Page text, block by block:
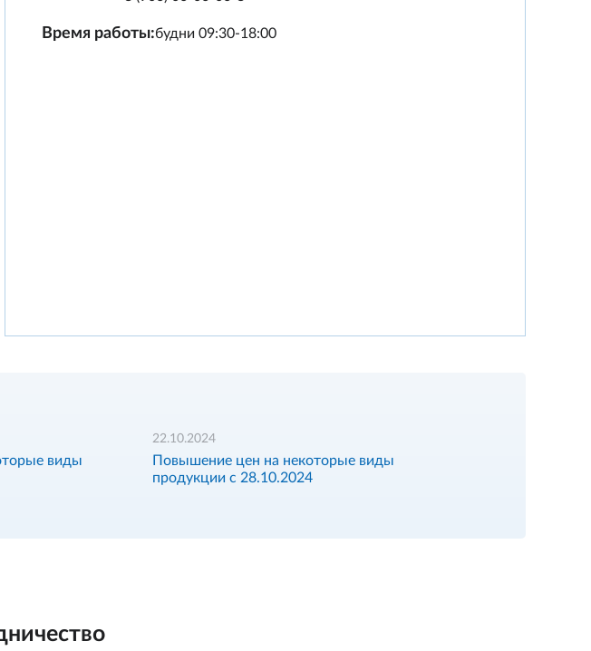
Время работы:будни 09:30-18:00
виды
22.10.2024
Повышение цен на некоторые виды
продукции с 28.10.2024